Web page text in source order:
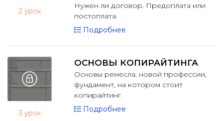
2 урок
Нужен ли договор. Предоплата или
постоплата.
Подробнее
3 урок
ОСНОВЫ КОПИРАЙТИНГА
Основы ремесла, новой профессии,
фундамент, на котором стоит
копирайтинг.
Подробнее